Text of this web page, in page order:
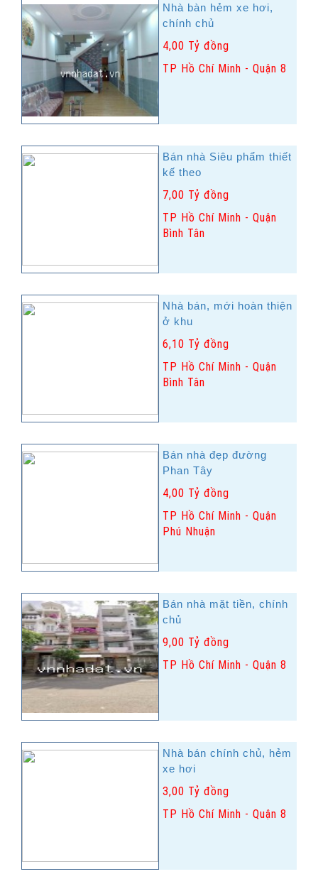
Nhà bàn hẻm xe hơi,
chính chủ
4,00 Tỷ đồng
TP Hồ Chí Minh - Quận 8
Bán nhà Siêu phẩm thiết
kế theo
7,00 Tỷ đồng
TP Hồ Chí Minh - Quận
Bình Tân
Nhà bán, mới hoàn thiện
ở khu
6,10 Tỷ đồng
TP Hồ Chí Minh - Quận
Bình Tân
Bán nhà đẹp đường
Phan Tây
4,00 Tỷ đồng
TP Hồ Chí Minh - Quận
Phú Nhuận
Bán nhà mặt tiền, chính
chủ
9,00 Tỷ đồng
TP Hồ Chí Minh - Quận 8
Nhà bán chính chủ, hẻm
xe hơi
3,00 Tỷ đồng
TP Hồ Chí Minh - Quận 8